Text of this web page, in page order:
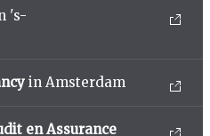
's-
in Amsterdam
en Assurance